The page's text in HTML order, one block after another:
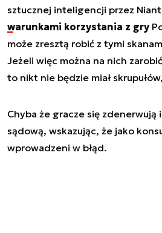
sztucznej inteligencji przez
warunkami korzystania z gry
może zresztą robić z tymi
Jeżeli więc można na nich
to nikt nie będzie miał
Chyba że gracze się
sądową, wskazując, że jako
wprowadzeni w błąd.